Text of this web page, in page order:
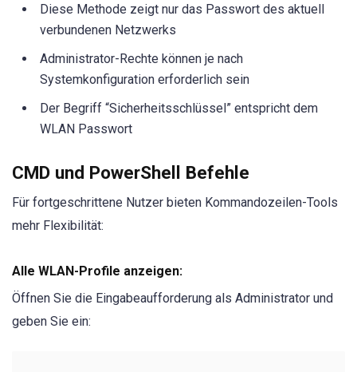
Diese Methode zeigt nur das Passwort des aktuell
verbundenen Netzwerks
Administrator-Rechte können je nach
Systemkonfiguration erforderlich sein
Der Begriff “Sicherheitsschlüssel” entspricht dem
WLAN Passwort
CMD und PowerShell Befehle
Für fortgeschrittene Nutzer bieten Kommandozeilen-Tools
mehr Flexibilität:
Alle WLAN-Profile anzeigen:
Öffnen Sie die Eingabeaufforderung als Administrator und
geben Sie ein: